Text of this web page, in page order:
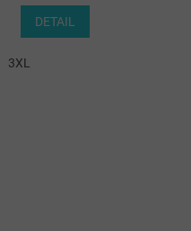
DETAIL
3XL